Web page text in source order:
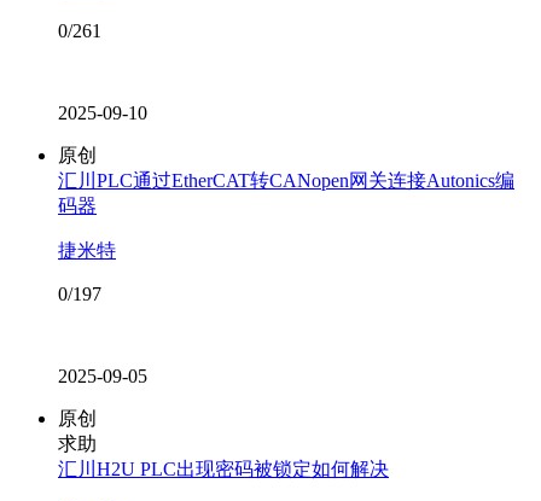
0/261
2025-09-10
原创
汇川PLC通过EtherCAT转CANopen网关连接Autonics编
码器
捷米特
0/197
2025-09-05
原创
求助
汇川H2U PLC出现密码被锁定如何解决